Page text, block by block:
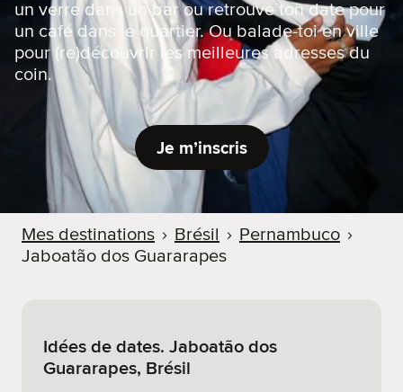
un verre dans un bar ou retrouve ton date pour
un café dans le quartier. Ou balade-toi en ville
pour (re)découvrir les meilleures adresses du
coin.
Je m’inscris
Mes destinations › Brésil › Pernambuco ›
Jaboatão dos Guararapes
Idées de dates. Jaboatão dos
Guararapes, Brésil